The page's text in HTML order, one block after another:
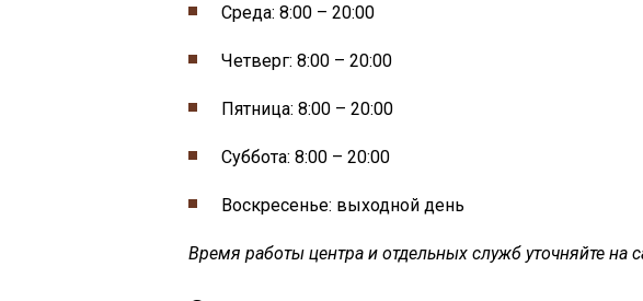
Среда: 8:00 – 20:00
Четверг: 8:00 – 20:00
Пятница: 8:00 – 20:00
Суббота: 8:00 – 20:00
Воскресенье: выходной день
Время работы центра и отдельных служб уточняйте на